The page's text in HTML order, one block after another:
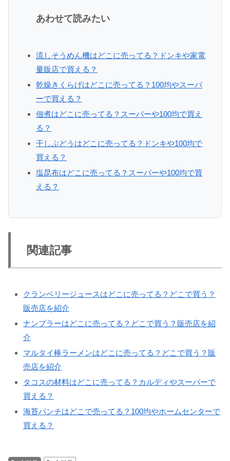
あわせて読みたい
流しそうめん機はどこに売ってる？ドンキや家電
量販店で買える？
乾燥きくらげはどこに売ってる？100均やスーパ
ーで買える？
佃煮はどこに売ってる？スーパーや100均で買え
る？
干しぶどうはどこに売ってる？ドンキや100均で
買える？
塩昆布はどこに売ってる？スーパーや100均で買
える？
関連記事
クランベリージュースはどこに売ってる？どこで買う？
販売店を紹介
ナンプラーはどこに売ってる？どこで買う？販売店を紹
介
マルタイ棒ラーメンはどこに売ってる？どこで買う？販
売店を紹介
タコスの材料はどこに売ってる？カルディやスーパーで
買える？
海苔パンチはどこで売ってる？100均やホームセンターで
買える？